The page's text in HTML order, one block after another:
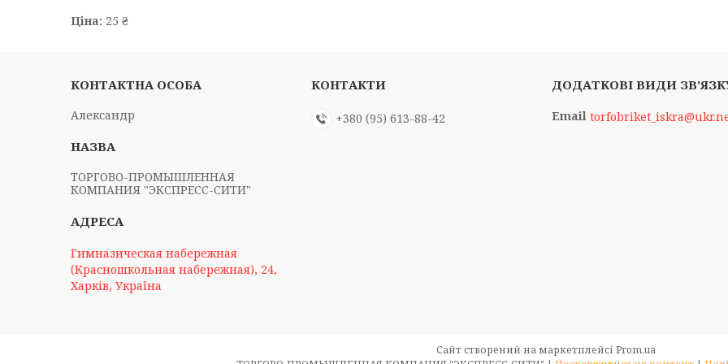
Ціна: 25 ₴
Александр
ТОРГОВО-ПРОМЫШЛЕННАЯ
КОМПАНИЯ "ЭКСПРЕСС-СИТИ"
Гимназическая набережная
(Красношкольная набережная), 24,
Харків, Україна
+380 (95) 613-88-42
Сайт створений на маркетплейсі Prom.ua